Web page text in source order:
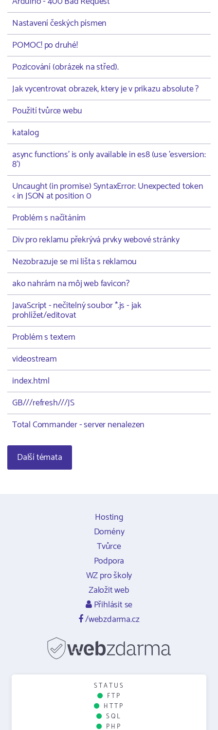
Nastavení českých písmen
POMOC! po druhé!
Pozicování (obrázek na střed).
Jak vycentrovat obrazek, ktery je v prikazu absolute ?
Použití tvůrce webu
katalog
async functions' is only available in es8 (use 'esversion:
8')
Uncaught (in promise) SyntaxError: Unexpected token
< in JSON at position 0
Problém s načítáním
Div pro reklamu překrývá prvky webové stránky
Nezobrazuje se mi lišta s reklamou
ako nahrám na môj web favicon?
JavaScript - nečitelný soubor *.js - jak
prohlížet/editovat
Problém s textem
videostream
index.html
GB///refresh///JS
Total Commander - server nenalezen
Další témata
Hosting
Domény
Tvůrce
Podpora
WZ pro školy
Založit web
Přihlásit se
/webzdarma.cz
STATUS
FTP
HTTP
SQL
PHP